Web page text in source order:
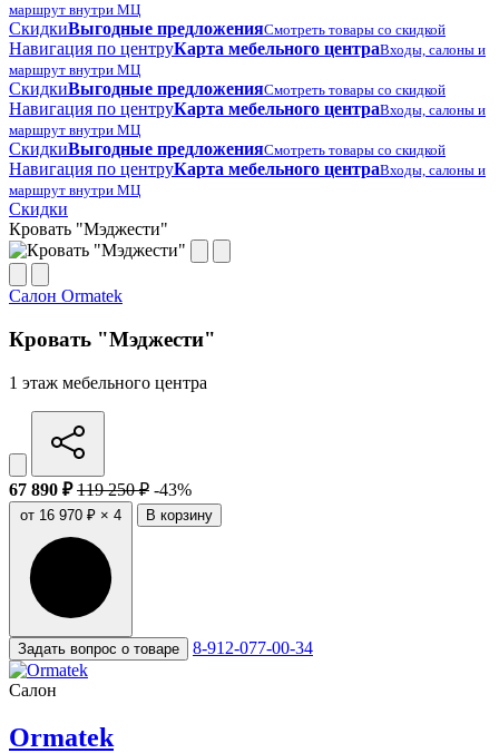
маршрут внутри МЦ
СкидкиВыгодные предложенияСмотреть товары со скидкой
Навигация по центруКарта мебельного центраВходы, салоны и
маршрут внутри МЦ
СкидкиВыгодные предложенияСмотреть товары со скидкой
Навигация по центруКарта мебельного центраВходы, салоны и
маршрут внутри МЦ
СкидкиВыгодные предложенияСмотреть товары со скидкой
Навигация по центруКарта мебельного центраВходы, салоны и
маршрут внутри МЦ
Скидки
Кровать "Мэджести"
Салон Ormatek
Кровать "Мэджести"
1 этаж мебельного центра
67 890 ₽ 119 250 ₽ -43%
от 16 970 ₽ × 4 В корзину
Задать вопрос о товаре 8-912-077-00-34
Салон
Ormatek